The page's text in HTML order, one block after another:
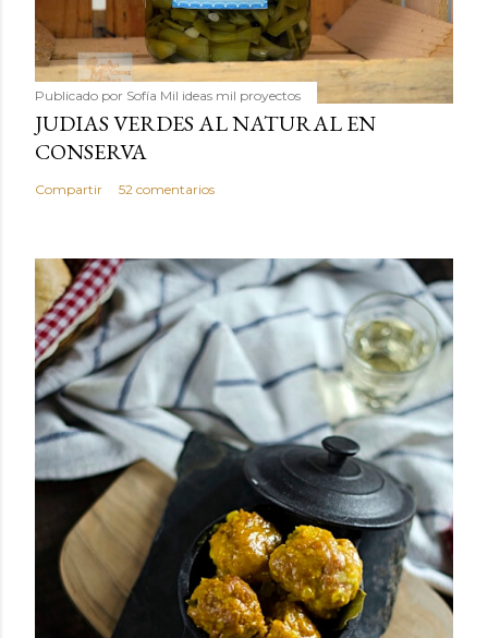
Publicado por Sofía Mil ideas mil proyectos
JUDIAS VERDES AL NATURAL EN
CONSERVA
Compartir 52 comentarios